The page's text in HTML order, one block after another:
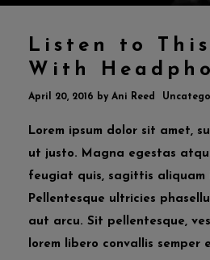
Listen to This
With
April 20, 2016 by Ani Reed
Lorem ipsum dolor sit amet,
ut justo. Magna egestas
feugiat quis, sagittis aliquam
Pellentesque ultricies
aut arcu. Sit pellentesque,
lorem libero convallis semper